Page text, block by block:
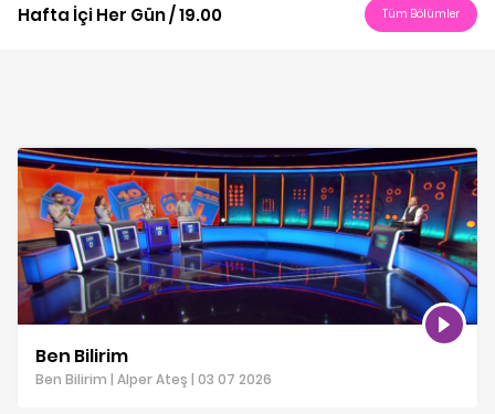
Hafta İçi Her Gün / 19.00 Tüm Bölümler
Ben Bilirim
Ben Bilirim | Alper Ateş | 03 07 2026